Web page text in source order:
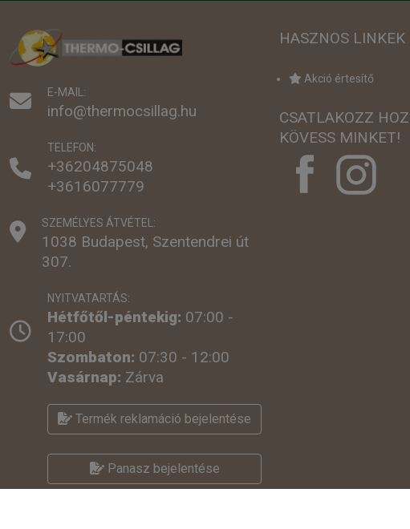
E-MAIL:
info@thermocsillag.hu
TELEFON:
+36204875048
+3616077779
SZEMÉLYES ÁTVÉTEL:
1038 Budapest, Szentendrei út
307.
NYITVATARTÁS:
Hétfőtől-péntekig: 07:00 -
17:00
Szombaton: 07:30 - 12:00
Vasárnap: Zárva
Termék reklamáció bejelentése
Panasz bejelentése
HASZNOS LINKEK
Akció értesítő
CSATLAKOZZ
KÖVESS MINKET!